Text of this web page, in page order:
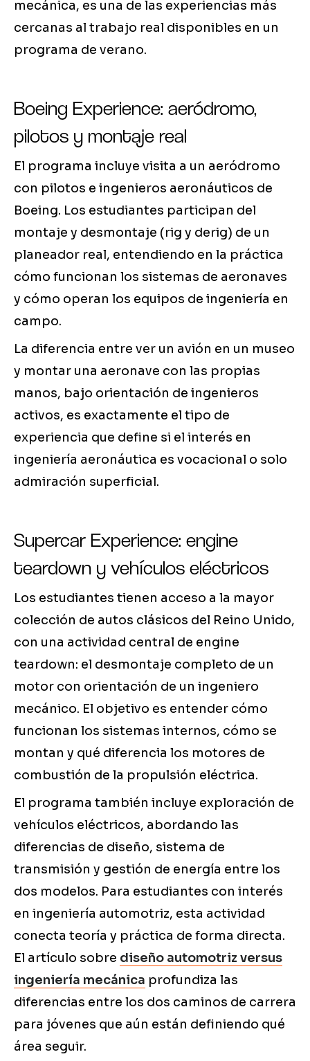
mecánica, es una de las experiencias más
cercanas al trabajo real disponibles en un
programa de verano.
Boeing Experience: aeródromo,
pilotos y montaje real
El programa incluye visita a un aeródromo
con pilotos e ingenieros aeronáuticos de
Boeing. Los estudiantes participan del
montaje y desmontaje (rig y derig) de un
planeador real, entendiendo en la práctica
cómo funcionan los sistemas de aeronaves
y cómo operan los equipos de ingeniería en
campo.
La diferencia entre ver un avión en un museo
y montar una aeronave con las propias
manos, bajo orientación de ingenieros
activos, es exactamente el tipo de
experiencia que define si el interés en
ingeniería aeronáutica es vocacional o solo
admiración superficial.
Supercar Experience: engine
teardown y vehículos eléctricos
Los estudiantes tienen acceso a la mayor
colección de autos clásicos del Reino Unido,
con una actividad central de engine
teardown: el desmontaje completo de un
motor con orientación de un ingeniero
mecánico. El objetivo es entender cómo
funcionan los sistemas internos, cómo se
montan y qué diferencia los motores de
combustión de la propulsión eléctrica.
El programa también incluye exploración de
vehículos eléctricos, abordando las
diferencias de diseño, sistema de
transmisión y gestión de energía entre los
dos modelos. Para estudiantes con interés
en ingeniería automotriz, esta actividad
conecta teoría y práctica de forma directa.
El artículo sobre diseño automotriz versus
ingeniería mecánica profundiza las
diferencias entre los dos caminos de carrera
para jóvenes que aún están definiendo qué
área seguir.